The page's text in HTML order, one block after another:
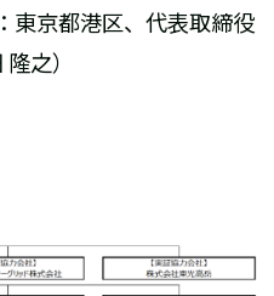
東京都港区、代表取締役
之）